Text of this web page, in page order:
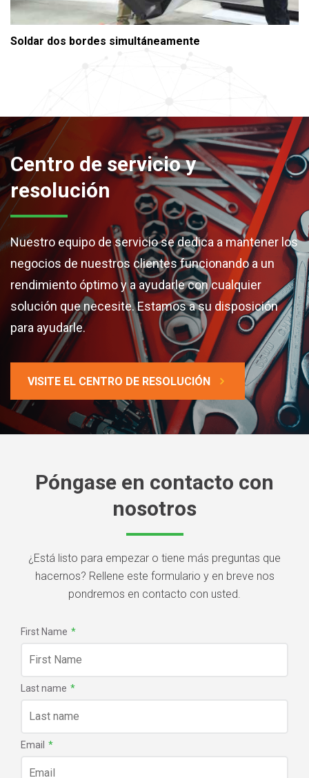
Soldar dos bordes simultáneamente
Centro de servicio y
resolución
Nuestro equipo de servicio se dedica a mantener los
negocios de nuestros clientes funcionando a un
rendimiento óptimo y a ayudarle con cualquier
solución que necesite. Estamos a su disposición
para ayudarle.
VISITE EL CENTRO DE RESOLUCIÓN
Póngase en contacto con
nosotros
¿Está listo para empezar o tiene más preguntas que
hacernos? Rellene este formulario y en breve nos
pondremos en contacto con usted.
First Name *
Last name *
Email *